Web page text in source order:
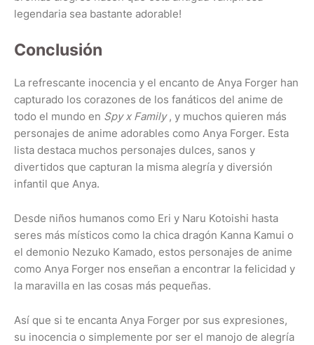
legendaria sea bastante adorable!
Conclusión
La refrescante inocencia y el encanto de Anya Forger han
capturado los corazones de los fanáticos del anime de
todo el mundo en Spy x Family, y muchos quieren más
personajes de anime adorables como Anya Forger. Esta
lista destaca muchos personajes dulces, sanos y
divertidos que capturan la misma alegría y diversión
infantil que Anya.
Desde niños humanos como Eri y Naru Kotoishi hasta
seres más místicos como la chica dragón Kanna Kamui o
el demonio Nezuko Kamado, estos personajes de anime
como Anya Forger nos enseñan a encontrar la felicidad y
la maravilla en las cosas más pequeñas.
Así que si te encanta Anya Forger por sus expresiones,
su inocencia o simplemente por ser el manojo de alegría